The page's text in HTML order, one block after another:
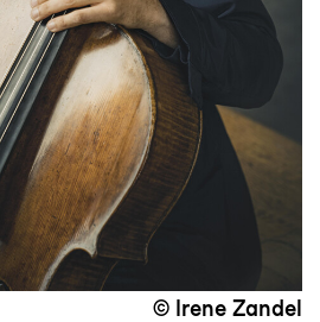
© Irene Zandel